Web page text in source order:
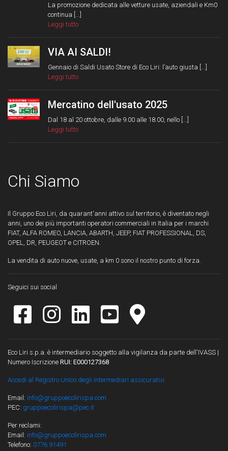
La promozione dedicata alle vetture usate, aziendali e Km0
continua [...]
Leggi tutto
VIA AI SALDI!
Gennaio di Saldi Usato Store di Eco Liri: l’auto giusta [...]
Leggi tutto
Mercatino dell'usato 2025
Dal 18 al 20 ottobre, dalle 9.00 alle 18.00, nello [...]
Leggi tutto
Chi Siamo
Il Gruppo Eco Liri, da quarant'anni attivo sul territorio, è diventato negli
anni, uno dei più importanti operatori commerciali in Italia per i marchi
FIAT, ALFA ROMEO, LANCIA, ABARTH, JEEP, FIAT PROFESSIONAL, DS,
OPEL, DR, PEUGEOT e CITROEN.
La vendita di auto nuove, usate, a km 0 sono il nostro punto di forza.
Seguici sui social
Eco Liri s.p.a. è intermediario soggetto alla vigilanza da parte dell'IVASS |
Numero Iscrizione RUI: E000127368
Accedi al Registro Unico degli Intermediari assicurativi
Email: info@gruppoecolirispa.com
PEC: gruppoecolirispa@pec.it
Per reclami:
Email: info@gruppoecolirispa.com
Telefono: 0776.91491